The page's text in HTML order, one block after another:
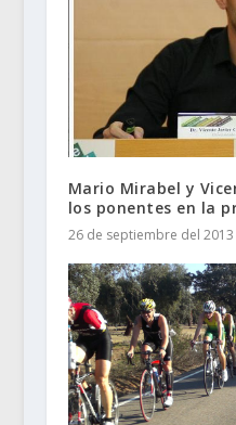
Mario Mirabel y
los ponentes en la
26 de septiembre del 2013